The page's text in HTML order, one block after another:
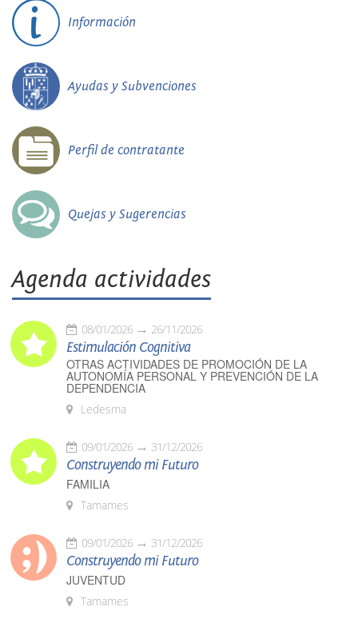
Información
Ayudas y Subvenciones
Perfil de contratante
Quejas y Sugerencias
Agenda actividades
08/01/2026 26/11/2026
Estimulación Cognitiva
OTRAS ACTIVIDADES DE PROMOCIÓN DE LA
AUTONOMÍA PERSONAL Y PREVENCIÓN DE LA
DEPENDENCIA
Ledesma
09/01/2026 31/12/2026
Construyendo mi Futuro
FAMILIA
Tamames
09/01/2026 31/12/2026
Construyendo mi Futuro
JUVENTUD
Tamames